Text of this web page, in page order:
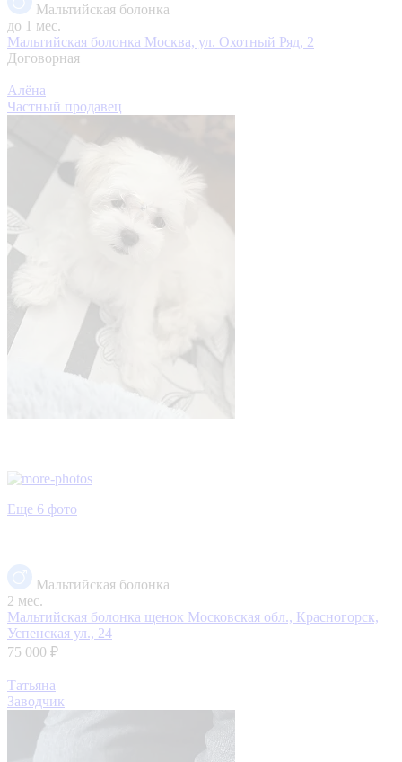
Мальтийская болонка
до 1 мес.
Мальтийская болонка Москва, ул. Охотный Ряд, 2
Договорная
Алёна
Частный продавец
Еще 6 фото
Мальтийская болонка
2 мес.
Мальтийская болонка щенок Московская обл., Красногорск,
Успенская ул., 24
75 000 ₽
Татьяна
Заводчик